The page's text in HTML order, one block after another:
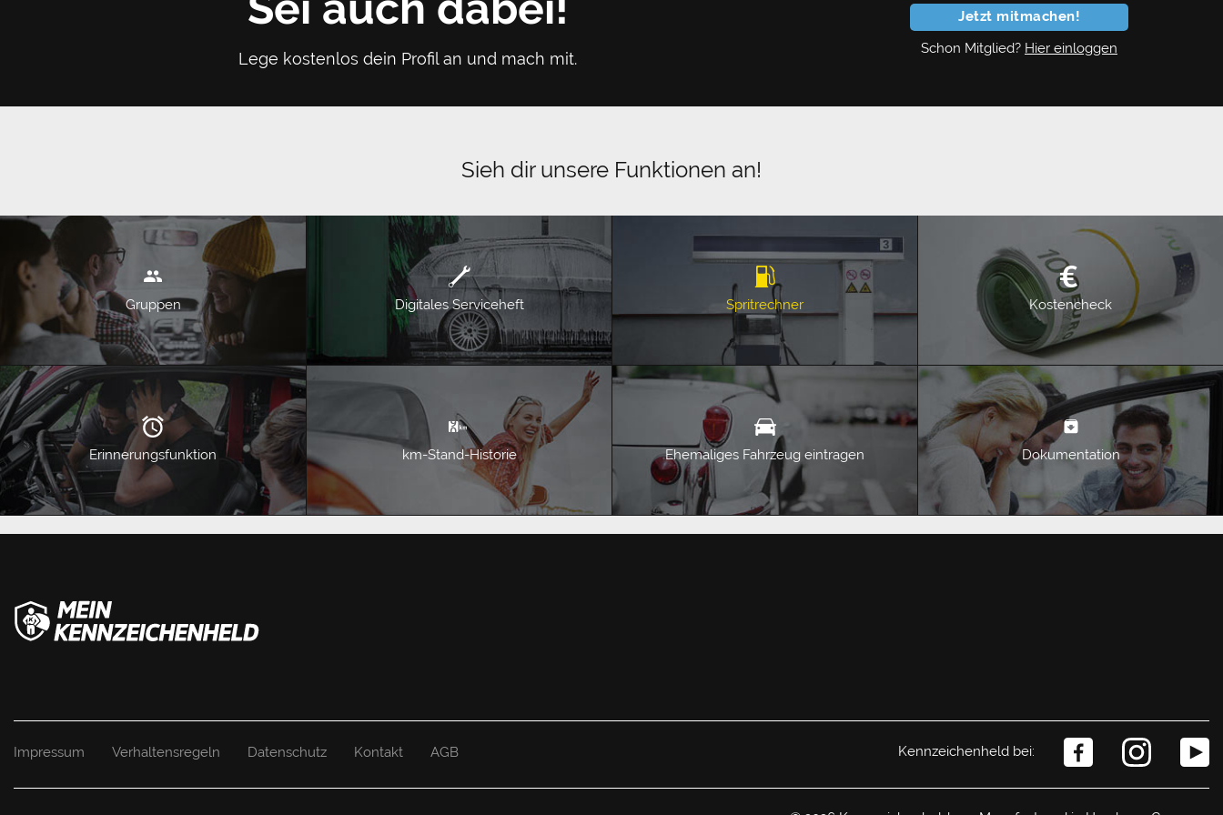
Lege kostenlos dein Profil an und mach mit.
Jetzt mitmachen!
Schon Mitglied? Hier einloggen
Sieh dir unsere Funktionen an!
Gruppen Digitales Serviceheft Spritrechner Kostencheck
Erinnerungsfunktion km-Stand-Historie Ehemaliges Fahrzeug eintragen Dokumentation
Impressum Verhaltensregeln Datenschutz Kontakt AGB Kennzeichenheld bei: